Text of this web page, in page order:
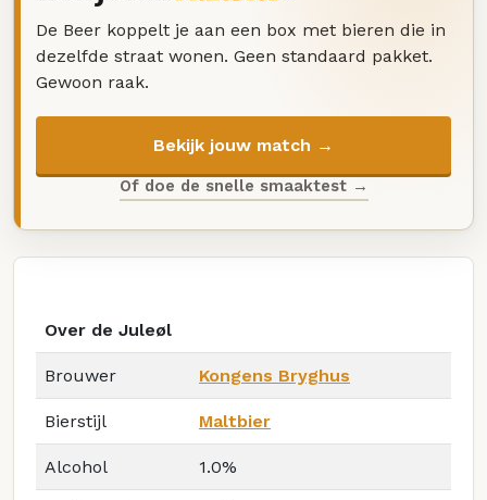
De Beer koppelt je aan een box met bieren die in
dezelfde straat wonen. Geen standaard pakket.
Gewoon raak.
Bekijk jouw match →
Of doe de snelle smaaktest →
Over de Juleøl
Brouwer Kongens Bryghus
Bierstijl Maltbier
Alcohol 1.0%